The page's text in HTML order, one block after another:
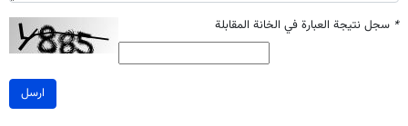
* سجل نتيجة العبارة في الخانة المقابلة
ارسل